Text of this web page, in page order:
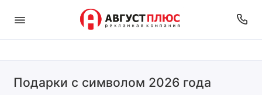
Подарки с символом 2026 года